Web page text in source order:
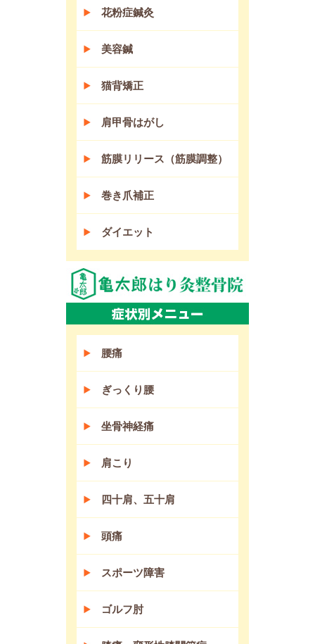
花粉症鍼灸
美容鍼
猫背矯正
肩甲骨はがし
筋膜リリース（筋膜調整）
巻き爪補正
ダイエット
腰痛
ぎっくり腰
坐骨神経痛
肩こり
四十肩、五十肩
頭痛
スポーツ障害
ゴルフ肘